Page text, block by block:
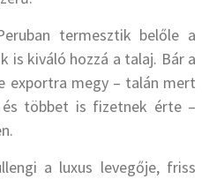
termesztik belőle a
is kiváló hozzá a talaj. Bár a
exportra megy – talán mert
többet is fizetnek érte –
a luxus levegője, friss